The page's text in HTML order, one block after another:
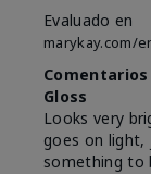
Evaluado en
marykay.com/
Gloss
Looks very
goes on
something to